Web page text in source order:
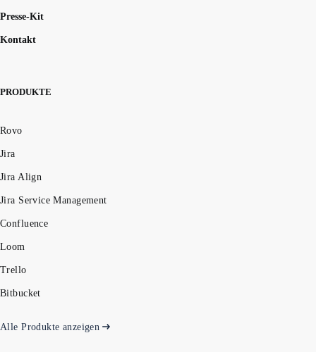
Presse-Kit
Kontakt
PRODUKTE
Rovo
Jira
Jira Align
Jira Service Management
Confluence
Loom
Trello
Bitbucket
Alle Produkte anzeigen